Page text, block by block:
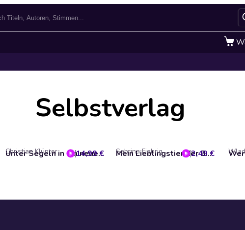
Selbstverlag
Unter Segeln in ein neues Leben
Christian Klünter 14,99 € Mein Lieblingstier der Bärmingo
Sabrina Fiebrig 2,49 €